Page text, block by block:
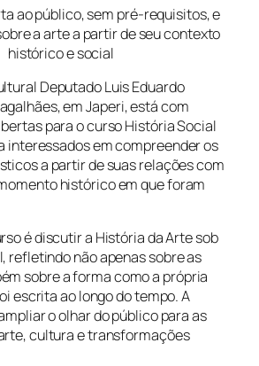
ao público, sem pré-requisitos, e
a arte a partir de seu contexto
histórico e social
Deputado Luis Eduardo
em Japeri, está com
para o curso História Social
interessados em compreender os
a partir de suas relações com
histórico em que foram
é discutir a História da Arte sob
refletindo não apenas sobre as
sobre a forma como a própria
escrita ao longo do tempo. A
o olhar do público para as
cultura e transformações